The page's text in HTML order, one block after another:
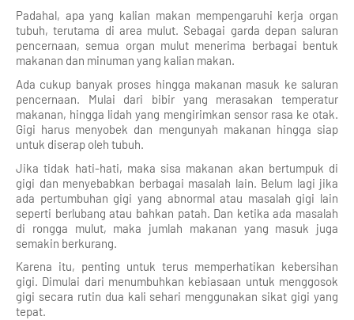
Padahal, apa yang kalian makan mempengaruhi kerja organ
tubuh, terutama di area mulut. Sebagai garda depan saluran
pencernaan, semua organ mulut menerima berbagai bentuk
makanan dan minuman yang kalian makan.
Ada cukup banyak proses hingga makanan masuk ke saluran
pencernaan. Mulai dari bibir yang merasakan temperatur
makanan, hingga lidah yang mengirimkan sensor rasa ke otak.
Gigi harus menyobek dan mengunyah makanan hingga siap
untuk diserap oleh tubuh.
Jika tidak hati-hati, maka sisa makanan akan bertumpuk di
gigi dan menyebabkan berbagai masalah lain. Belum lagi jika
ada pertumbuhan gigi yang abnormal atau masalah gigi lain
seperti berlubang atau bahkan patah. Dan ketika ada masalah
di rongga mulut, maka jumlah makanan yang masuk juga
semakin berkurang.
Karena itu, penting untuk terus memperhatikan kebersihan
gigi. Dimulai dari menumbuhkan kebiasaan untuk menggosok
gigi secara rutin dua kali sehari menggunakan sikat gigi yang
tepat.